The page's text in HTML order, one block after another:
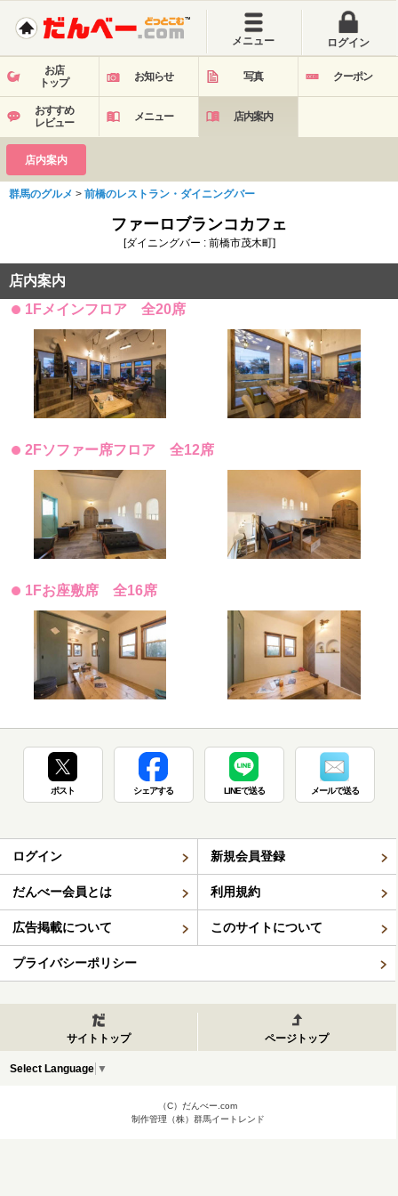
メニュー ログイン
お店
トップ
お知らせ 写真 クーポン
おすすめ
レビュー
メニュー 店内案内
店内案内
群馬のグルメ > 前橋のレストラン・ダイニングバー
ファーロブランコカフェ
[ダイニングバー : 前橋市茂木町]
店内案内
1Fメインフロア 全20席
2Fソファー席フロア 全12席
1Fお座敷席 全16席
ポスト シェアする LINEで送る メールで送る
ログイン 新規会員登録
だんべー会員とは 利用規約
広告掲載について このサイトについて
プライバシーポリシー
サイトトップ ページトップ
Select Language ▼
（C）だんべー.com
制作管理（株）群馬イートレンド